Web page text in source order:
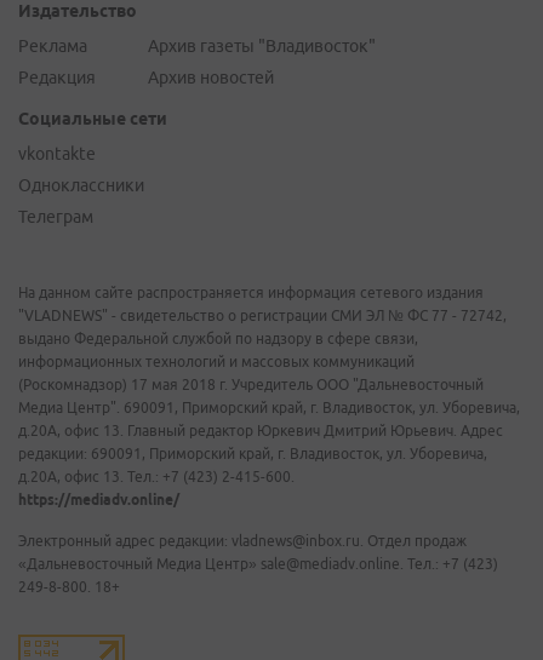
Издательство
Реклама
Редакция
Архив газеты "Владивосток"
Архив новостей
Социальные сети
vkontakte
Одноклассники
Телеграм
На данном сайте распространяется информация сетевого издания
"VLADNEWS" - свидетельство о регистрации СМИ ЭЛ № ФС 77 - 72742,
выдано Федеральной службой по надзору в сфере связи,
информационных технологий и массовых коммуникаций
(Роскомнадзор) 17 мая 2018 г. Учредитель ООО "Дальневосточный
Медиа Центр". 690091, Приморский край, г. Владивосток, ул. Уборевича,
д.20А, офис 13. Главный редактор Юркевич Дмитрий Юрьевич. Адрес
редакции: 690091, Приморский край, г. Владивосток, ул. Уборевича,
д.20А, офис 13. Тел.: +7 (423) 2-415-600.
https://mediadv.online/
Электронный адрес редакции: vladnews@inbox.ru. Отдел продаж
«Дальневосточный Медиа Центр» sale@mediadv.online. Тел.: +7 (423)
249-8-800. 18+